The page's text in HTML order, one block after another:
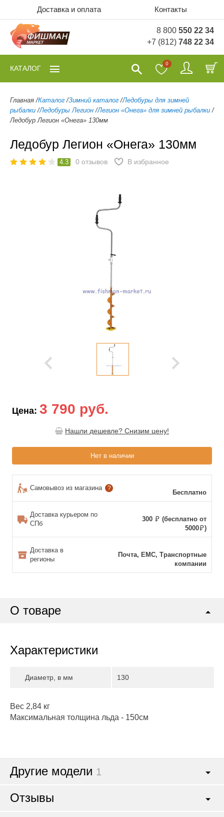
Доставка и оплата Контакты
8 800 550 22 34
+7 (812) 748 22 34
0
КАТАЛОГ
Главная /Каталог /Зимний каталог /Ледобуры для зимней
рыбалки /Ледобуры Легион /Легион «Онега» для зимней рыбалки /
Ледобур Легион «Онега» 130мм
Ледобур Легион «Онега» 130мм
4.3 0 отзывов В избранное
Цена: 3 790 руб.
Нашли дешевле? Снизим цену!
Нет в наличии
Самовывоз из магазина ?
Бесплатно
Доставка курьером по
СПб
300
(бесплатно от
5000
)
Доставка в
регионы
Почта, ЕМС, Транспортные
компании
О товаре
Характеристики
Диаметр, в мм 130
Вес 2,84 кг
Максимальная толщина льда - 150см
Другие модели 1
Отзывы